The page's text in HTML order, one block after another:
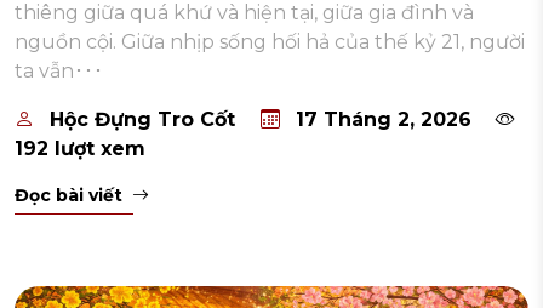
thiêng giữa quá khứ và hiện tại, giữa gia đình và
nguồn cội. Giữa nhịp sống hối hả của thế kỷ 21, người
ta vẫn･･･
Hộc Đựng Tro Cốt
17 Tháng 2, 2026
192 lượt xem
Đọc bài viết